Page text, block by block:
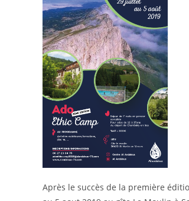
Après le succès de la première